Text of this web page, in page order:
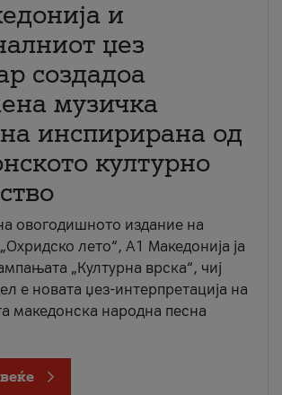
и
џез
создадоа
музичка
инспирирана од
културно
овогодишното издание на
лето“, А1 Македонија ја
„Културна врска“, чиј
е новата џез-интерпретација на
македонска народна песна